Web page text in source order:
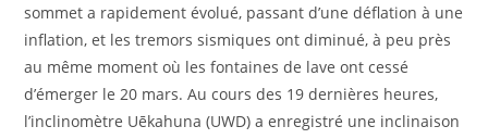
sommet a rapidement évolué, passant d’une déflation à une
inflation, et les tremors sismiques ont diminué, à peu près
au même moment où les fontaines de lave ont cessé
d’émerger le 20 mars. Au cours des 19 dernières heures,
l’inclinomètre Uēkahuna (UWD) a enregistré une inclinaison